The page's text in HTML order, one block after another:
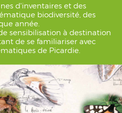
d'inventaires et des
biodiversité, des
année.
sensibilisation à destination
de se familiariser avec
de Picardie.